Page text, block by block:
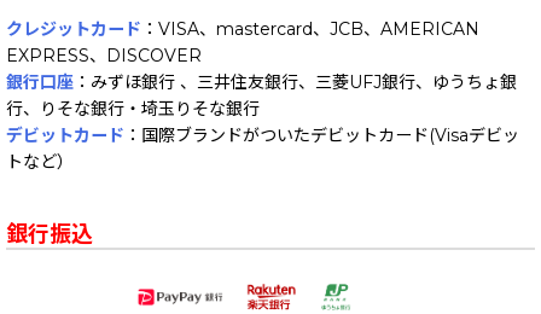
クレジットカード ：VISA、mastercard、JCB、AMERICAN
EXPRESS、DISCOVER
銀行口座 ：みずほ銀行 、三井住友銀行、三菱UFJ銀行、ゆうちょ銀
行、りそな銀行・埼玉りそな銀行
デビットカード ：国際ブランドがついたデビットカード(Visaデビッ
トなど）
銀行振込